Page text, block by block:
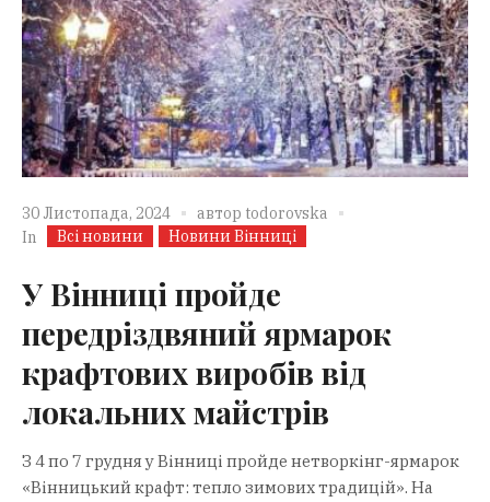
30 Листопада, 2024 автор todorovska
In
Всі новини Новини Вінниці
У Вінниці пройде
передріздвяний ярмарок
крафтових виробів від
локальних майстрів
З 4 по 7 грудня у Вінниці пройде нетворкінг-ярмарок
«Вінницький крафт: тепло зимових традицій». На